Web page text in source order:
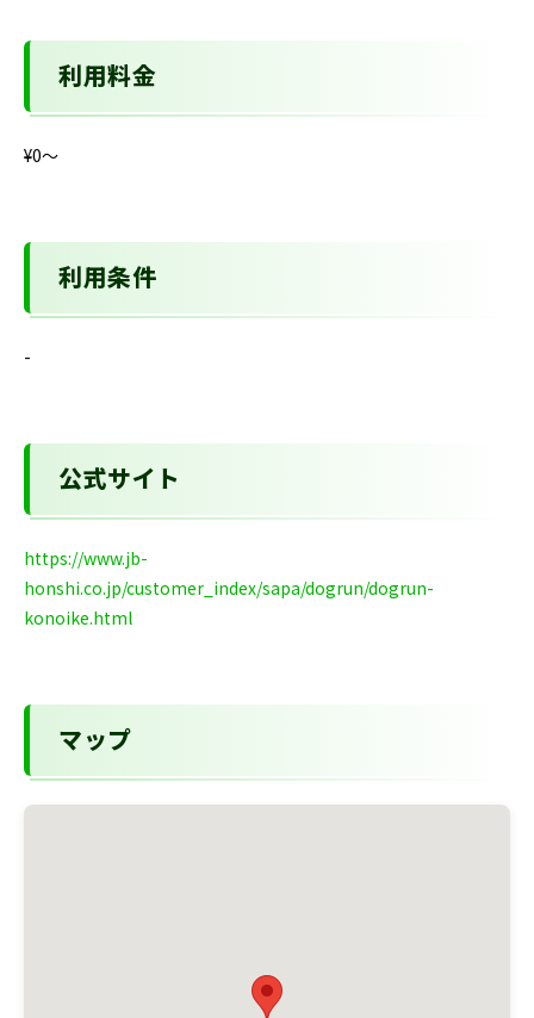
利用料金
¥0〜
利用条件
-
公式サイト
https://www.jb-
honshi.co.jp/customer_index/sapa/dogrun/dogrun-
konoike.html
マップ